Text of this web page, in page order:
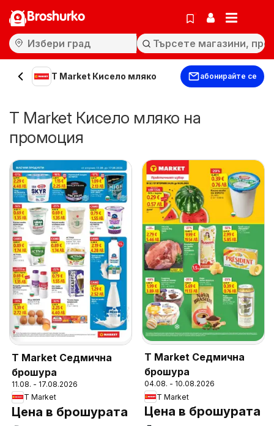
Broshurko
T Market Кисело мляко абонирайте се
T Market Кисело мляко на
промоция
T Market Седмична
брошура
11.08. - 17.08.2026
T Market
Цена в брошурата
T Market Седмична
брошура
04.08. - 10.08.2026
T Market
Цена в брошурата